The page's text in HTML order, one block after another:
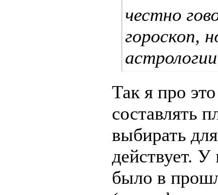
честно
гороскоп,
Так я про
составлять
выбирать
действует. У
было в